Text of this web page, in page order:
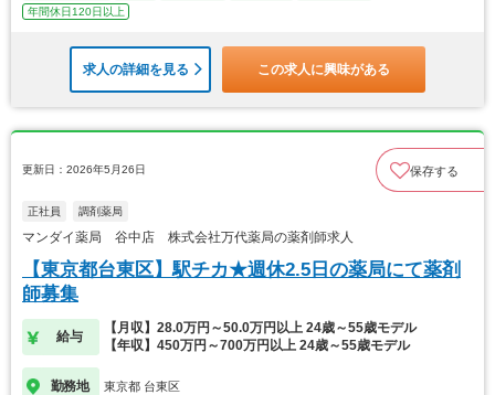
年間休日120日以上
求人の詳細を見る この求人に興味がある
更新日：2026年5月26日 保存する
正社員 調剤薬局
マンダイ薬局 谷中店 株式会社万代薬局の薬剤師求人
【東京都台東区】駅チカ★週休2.5日の薬局にて薬剤
師募集
給与
【月収】28.0万円～50.0万円以上 24歳～55歳モデル
【年収】450万円～700万円以上 24歳～55歳モデル
勤務地 東京都 台東区